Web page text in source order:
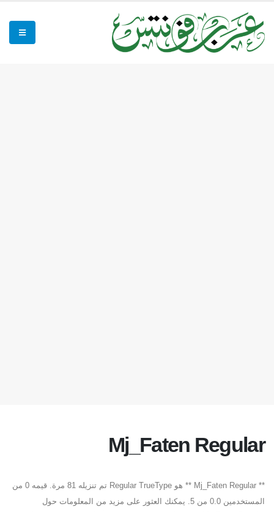
Mj_Faten Regular
** Mj_Faten Regular ** هو Regular TrueType تم تنزيله 81 مرة. قيمه 0 من
المستخدمين 0.0 من 5. يمكنك العثور على مزيد من المعلومات حول